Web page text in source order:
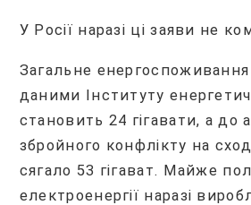
У Росії наразі ці заяви не
Загальне енергоспоживання
даними Інституту
становить 24 гігавати, а до
збройного конфлікту на
сягало 53 гігават. Майже
електроенергії наразі